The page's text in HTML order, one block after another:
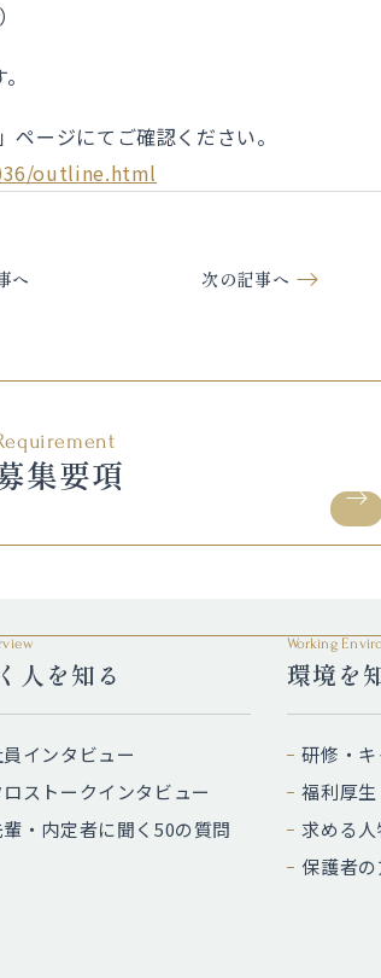
ージにてご確認ください。
outline.html
へ
新着情報一覧へ
次の記事へ
集要項
人を知る
インタビュー
ロストークインタビュー
輩・内定者に聞く50の質問
Working
環境を
研修・
福利厚
求める
保護者の